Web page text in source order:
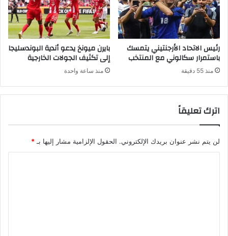
رئيس الاتحاد الأرجنتيني يتمسك
باستمرار سكالوني مع المنتخب
منذ 55 دقيقة
بايرن ميونخ يدعو أندية البوندسليجا
إلى تكثيف الجولات الخارجية
منذ ساعة واحدة
اترك تعليقاً
لن يتم نشر عنوان بريدك الإلكتروني. الحقول الإلزامية مشار إليها بـ *